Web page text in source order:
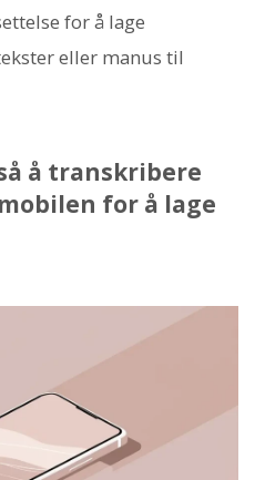
for å lage
eller manus til
å transkribere
for å lage